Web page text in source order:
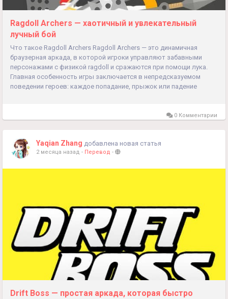
Ragdoll Archers — хаотичный и увлекательный
лучный бой
Что такое Ragdoll Archers Ragdoll Archers — это динамичная
браузерная аркада, в которой игроки управляют забавными
персонажами с физикой ragdoll и сражаются при помощи лука.
Главная особенность игры заключается в непредсказуемом
поведении героев: каждое попадание, прыжок или падение
0 Комментарии
Yaqian Zhang добавлена новая статья
2 месяца назад - Перевод -
Drift Boss — простая аркада, которая быстро